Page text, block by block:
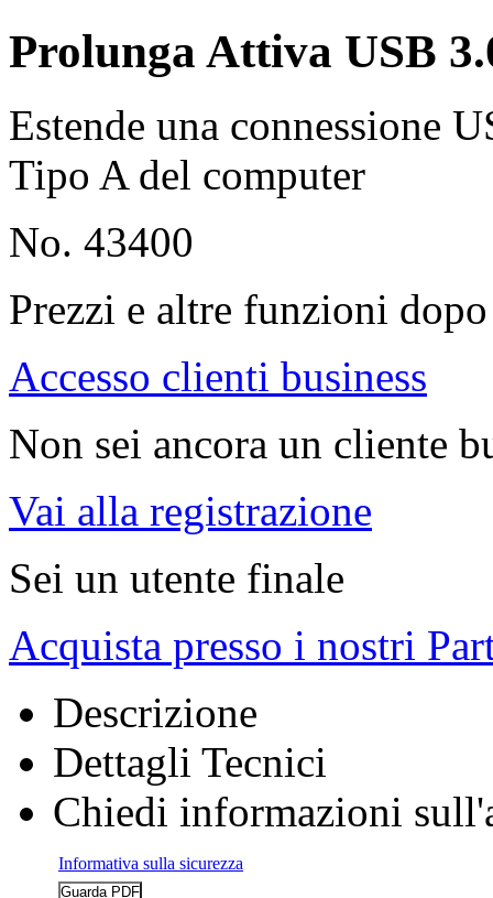
Prolunga Attiva USB
Estende una connessione
Tipo A del computer
No. 43400
Prezzi e altre funzioni
Accesso clienti business
Non sei ancora un cliente
Vai alla registrazione
Sei un utente finale
Acquista presso i nostri
Descrizione
Dettagli Tecnici
Chiedi informazioni
Informativa sulla sicurezza